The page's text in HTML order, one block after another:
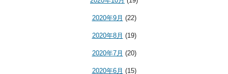
2020年9月 (22)
2020年8月 (19)
2020年7月 (20)
2020年6月 (15)